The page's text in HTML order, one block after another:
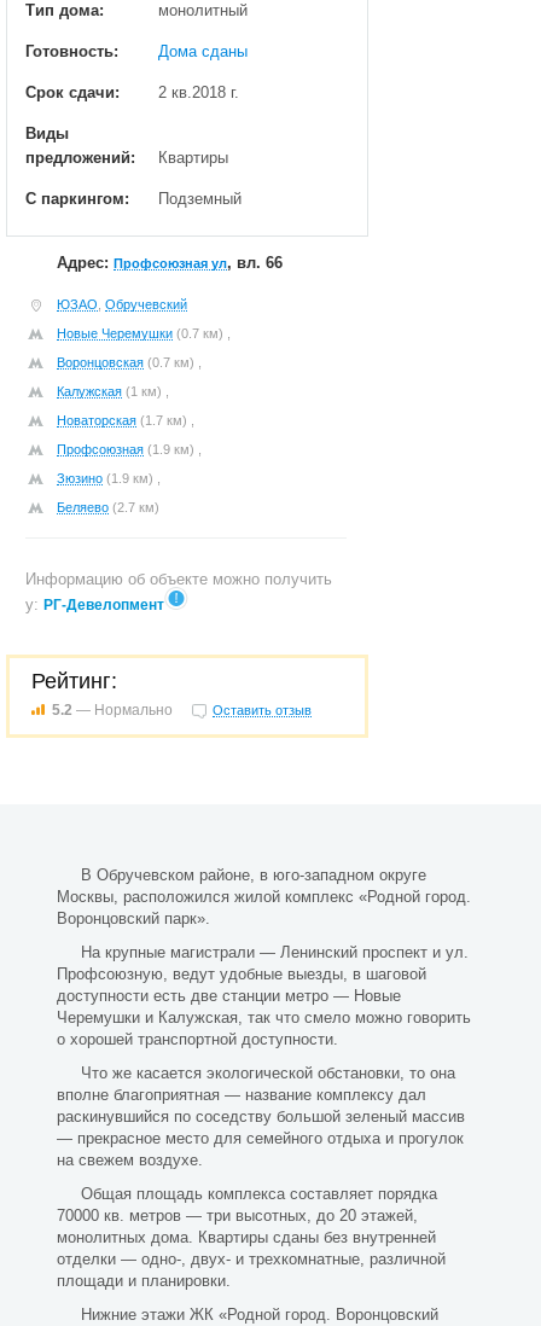
Тип дома: монолитный
Готовность: Дома сданы
Срок сдачи: 2 кв.2018 г.
Виды
предложений:
Квартиры
С паркингом: Подземный
Адрес: Профсоюзная ул, вл. 66
ЮЗАО Обручевский
Новые Черемушки (0.7 км) ,
Воронцовская (0.7 км) ,
Калужская (1 км) ,
Новаторская (1.7 км) ,
Профсоюзная (1.9 км) ,
Зюзино (1.9 км) ,
Беляево (2.7 км)
Информацию об объекте можно получить
у: РГ-Девелопмент
Рейтинг:
5.2 — Нормально Оставить отзыв
В Обручевском районе, в юго-западном округе
Москвы, расположился жилой комплекс «Родной город.
Воронцовский парк».
На крупные магистрали — Ленинский проспект и ул.
Профсоюзную, ведут удобные выезды, в шаговой
доступности есть две станции метро — Новые
Черемушки и Калужская, так что смело можно говорить
о хорошей транспортной доступности.
Что же касается экологической обстановки, то она
вполне благоприятная — название комплексу дал
раскинувшийся по соседству большой зеленый массив
— прекрасное место для семейного отдыха и прогулок
на свежем воздухе.
Общая площадь комплекса составляет порядка
70000 кв. метров — три высотных, до 20 этажей,
монолитных дома. Квартиры сданы без внутренней
отделки — одно-, двух- и трехкомнатные, различной
площади и планировки.
Нижние этажи ЖК «Родной город. Воронцовский